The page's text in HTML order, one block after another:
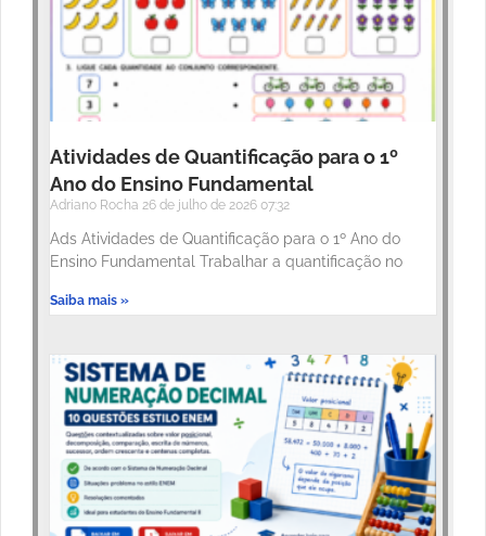
Atividades de Quantificação para o 1º
Ano do Ensino Fundamental
Adriano Rocha 26 de julho de 2026 07:32
Ads Atividades de Quantificação para o 1º Ano do
Ensino Fundamental Trabalhar a quantificação no
Saiba mais »